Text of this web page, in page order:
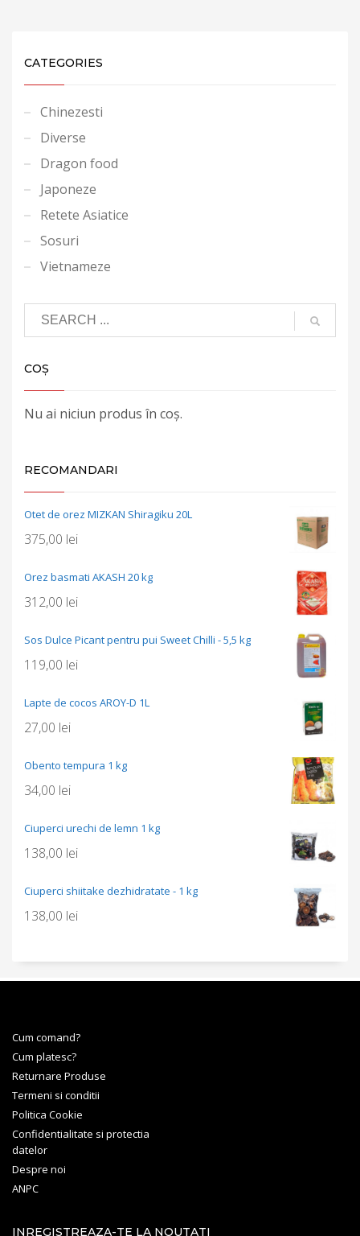
CATEGORIES
Chinezesti
Diverse
Dragon food
Japoneze
Retete Asiatice
Sosuri
Vietnameze
COȘ
Nu ai niciun produs în coș.
RECOMANDARI
Otet de orez MIZKAN Shiragiku 20L
375,00 lei
Orez basmati AKASH 20 kg
312,00 lei
Sos Dulce Picant pentru pui Sweet Chilli - 5,5 kg
119,00 lei
Lapte de cocos AROY-D 1L
27,00 lei
Obento tempura 1 kg
34,00 lei
Ciuperci urechi de lemn 1 kg
138,00 lei
Ciuperci shiitake dezhidratate - 1 kg
138,00 lei
Cum comand?
Cum platesc?
Returnare Produse
Termeni si conditii
Politica Cookie
Confidentialitate si protectia
datelor
Despre noi
ANPC
INREGISTREAZA-TE LA NOUTATI